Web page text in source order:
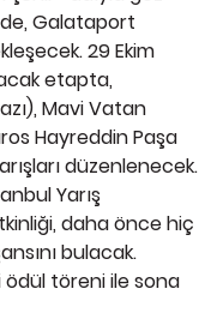
Galataport
29 Ekim
etapta,
Mavi Vatan
Hayreddin Paşa
düzenlenecek.
Yarış
daha önce hiç
bulacak.
ödül töreni ile sona